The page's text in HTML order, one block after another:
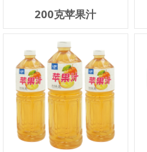
200克苹果汁